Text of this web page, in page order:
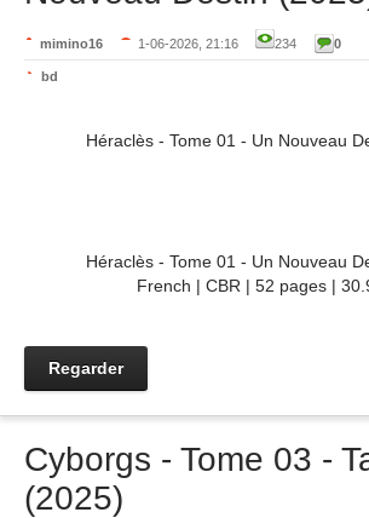
mimino16 1-06-2026, 21:16 234 0
bd
Héraclès - Tome 01 - Un Nouveau
Héraclès - Tome 01 - Un Nouveau
French | CBR | 52 pages |
Regarder
Cyborgs - Tome 03 -
(2025)